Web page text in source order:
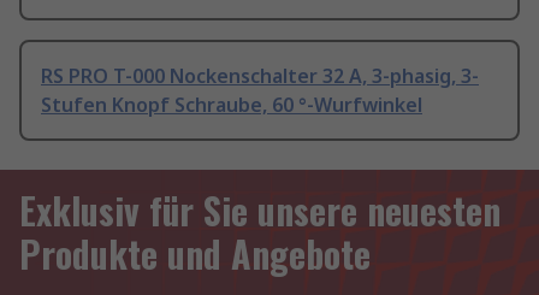
RS PRO T-000 Nockenschalter 32 A, 3-phasig, 3-
Stufen Knopf Schraube, 60 °-Wurfwinkel
Exklusiv für Sie unsere neuesten
Produkte und Angebote